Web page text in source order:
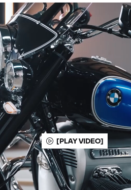
[PLAY VIDEO]